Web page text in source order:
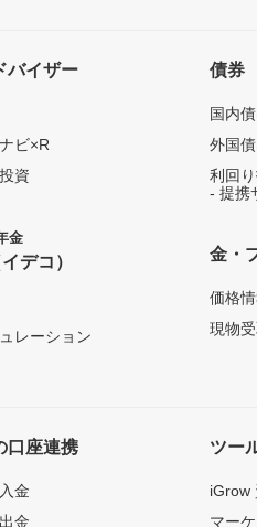
バイザー
ビ×R
資
金
デコ）
レーション
債券
国内
外国
利回
- 提携
金・
価格
現物受
口座連携
金
金
ツー
iGrow
マー